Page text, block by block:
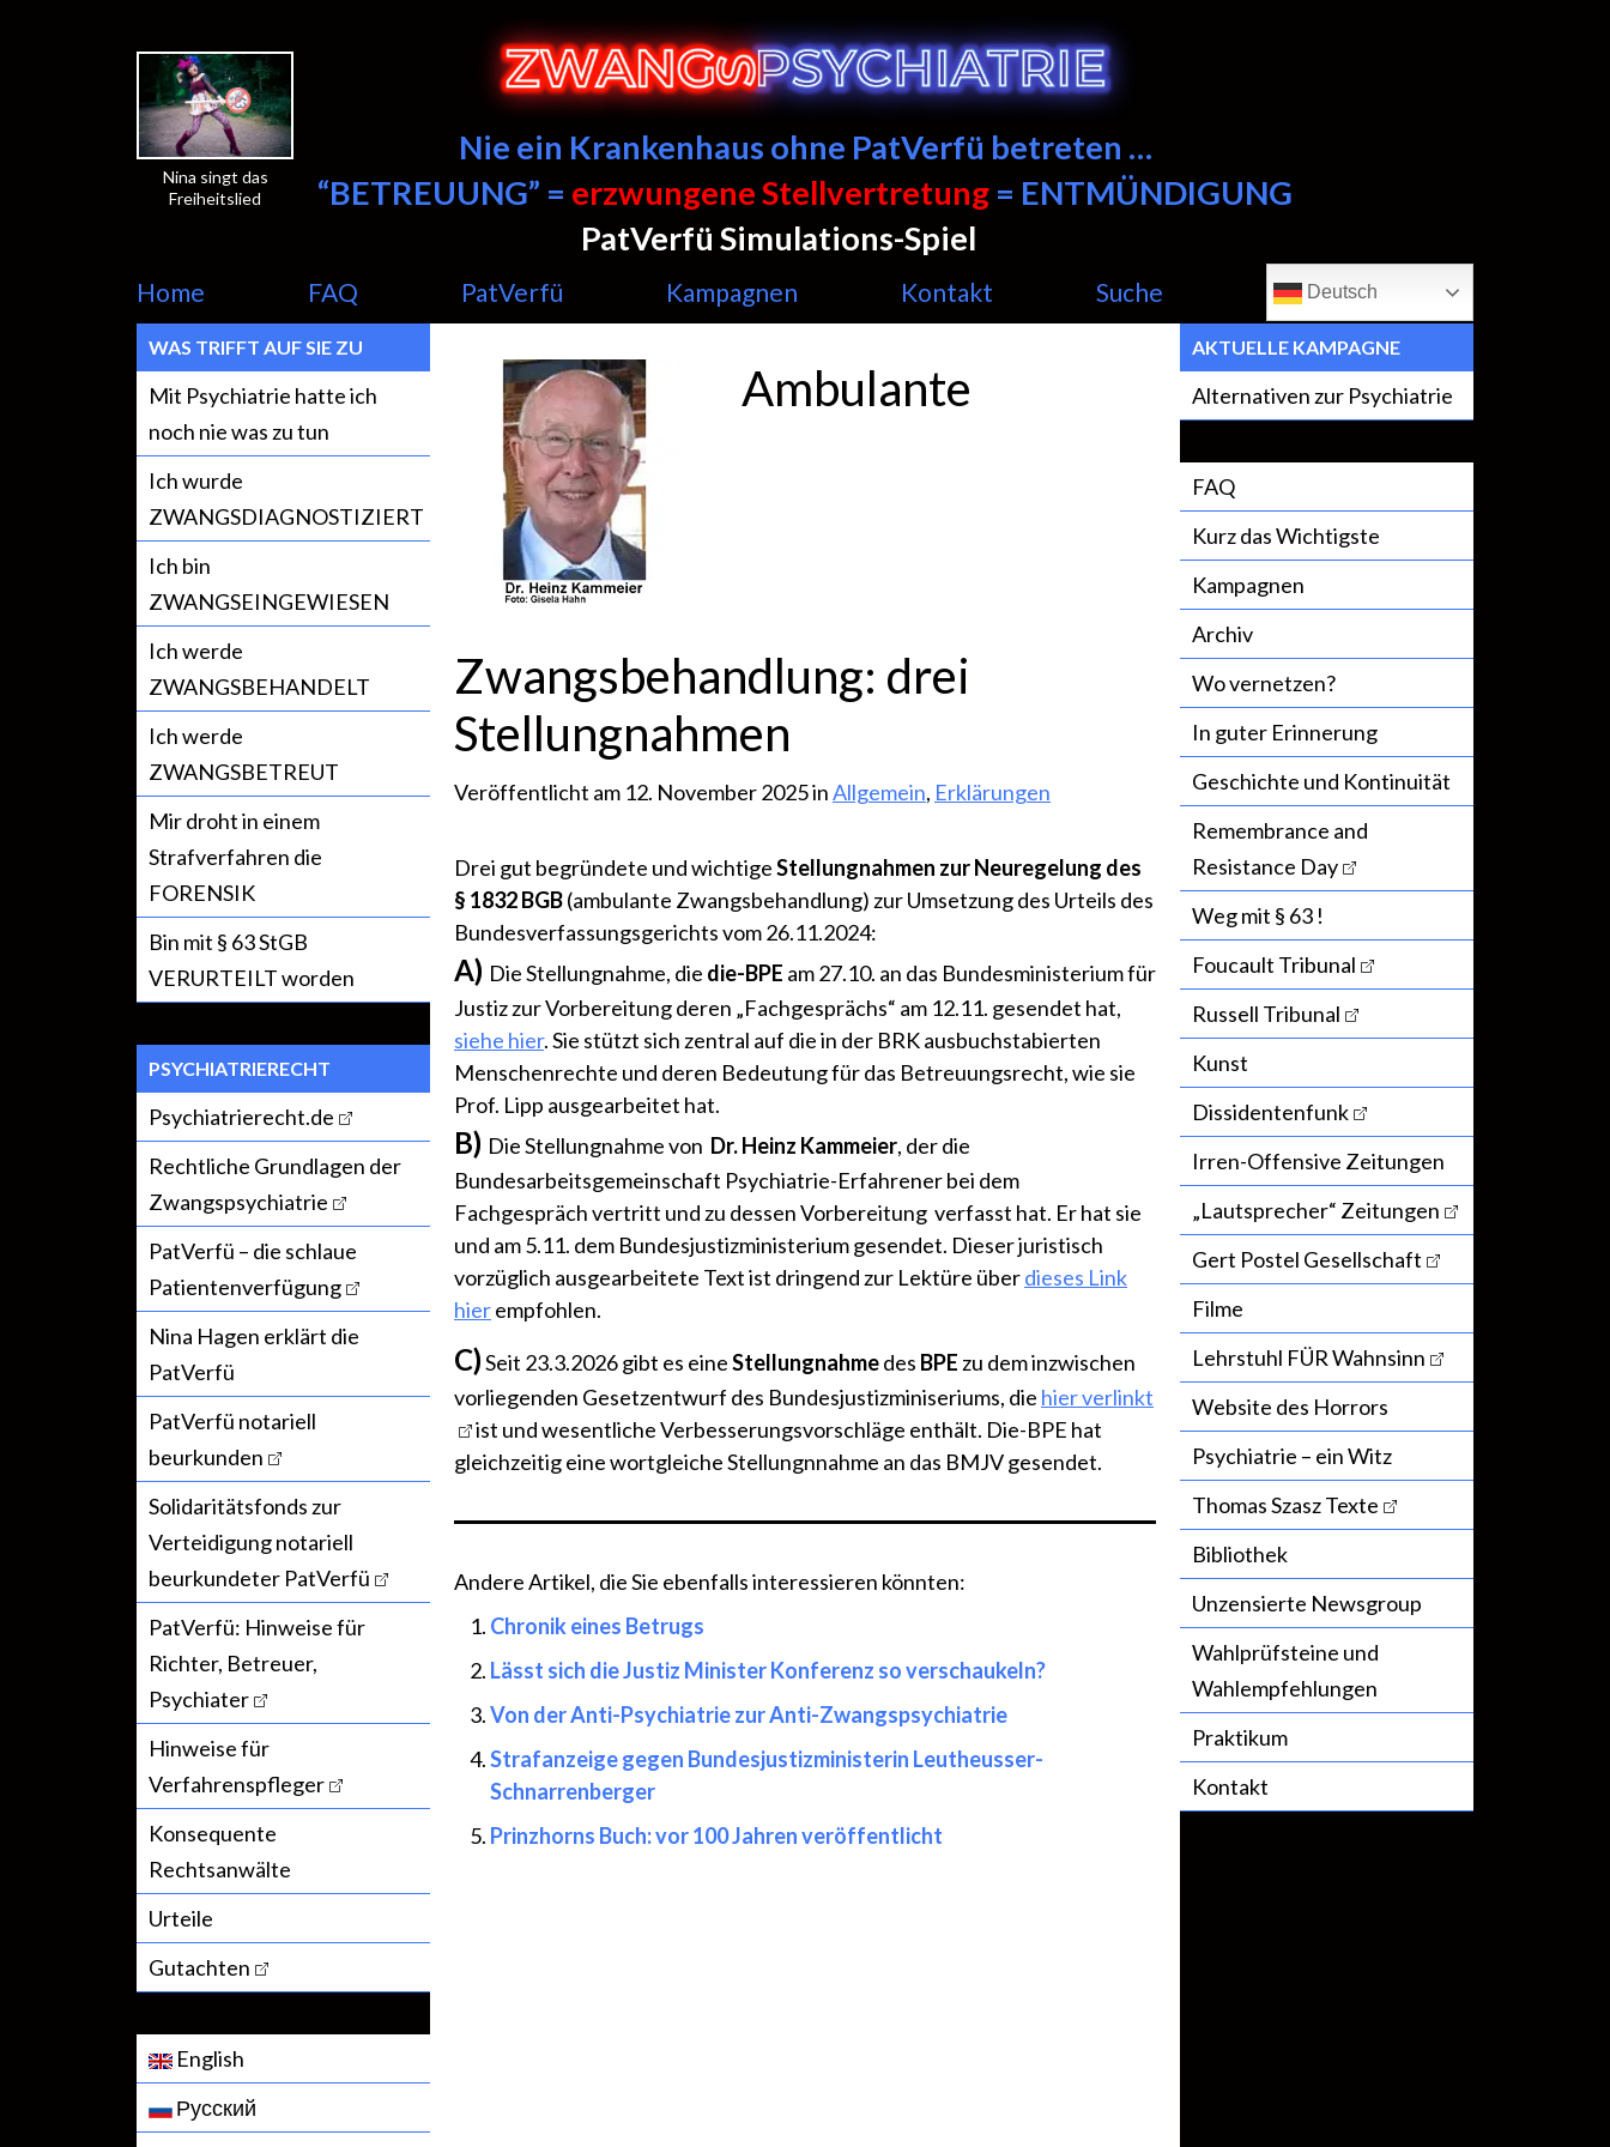
Nina singt das
Freiheitslied
Nie ein Krankenhaus ohne PatVerfü betreten …
“BETREUUNG” = erzwungene Stellvertretung = ENTMÜNDIGUNG
PatVerfü Simulations-Spiel
Home FAQ PatVerfü Kampagnen Kontakt Suche Deutsch
WAS TRIFFT AUF SIE ZU
Mit Psychiatrie hatte ich
noch nie was zu tun
Ich wurde
ZWANGSDIAGNOSTIZIERT
Ich bin
ZWANGSEINGEWIESEN
Ich werde
ZWANGSBEHANDELT
Ich werde
ZWANGSBETREUT
Mir droht in einem
Strafverfahren die
FORENSIK
Bin mit § 63 StGB
VERURTEILT worden
PSYCHIATRIERECHT
Psychiatrierecht.de
Rechtliche Grundlagen der
Zwangspsychiatrie
PatVerfü – die schlaue
Patientenverfügung
Nina Hagen erklärt die
PatVerfü
PatVerfü notariell
beurkunden
Solidaritätsfonds zur
Verteidigung notariell
beurkundeter PatVerfü
PatVerfü: Hinweise für
Richter, Betreuer,
Psychiater
Hinweise für
Verfahrenspfleger
Konsequente
Rechtsanwälte
Urteile
Gutachten
English
Русский
Ambulante
Zwangsbehandlung: drei
Stellungnahmen
Veröffentlicht am 12. November 2025 inAllgemein, Erklärungen
Drei gut begründete und wichtigeStellungnahmen zur Neuregelung des
§ 1832 BGB(ambulante Zwangsbehandlung) zur Umsetzung des Urteils des
Bundesverfassungsgerichts vom 26.11.2024:
A) Die Stellungnahme, die die-BPE am 27.10. an das Bundesministerium für
Justiz zur Vorbereitung deren „Fachgesprächs“ am 12.11. gesendet hat,
siehe hier. Sie stützt sich zentral auf die in der BRK ausbuchstabierten
Menschenrechte und deren Bedeutung für das Betreuungsrecht, wie sie
Prof. Lipp ausgearbeitet hat.
B) Die Stellungnahme von Dr. Heinz Kammeier, der die
Bundesarbeitsgemeinschaft Psychiatrie-Erfahrener bei dem
Fachgespräch vertritt und zu dessen Vorbereitung verfasst hat. Er hat sie
und am 5.11. dem Bundesjustizministerium gesendet. Dieser juristisch
vorzüglich ausgearbeitete Text ist dringend zur Lektüre überdieses Link
hierempfohlen.
C)Seit 23.3.2026 gibt es eineStellungnahmedes BPE zu dem inzwischen
vorliegenden Gesetzentwurf des Bundesjustizminiseriums, die hier verlinkt
ist und wesentliche Verbesserungsvorschläge enthält. Die-BPE hat
gleichzeitig eine wortgleiche Stellungnnahme an das BMJV gesendet.
Andere Artikel, die Sie ebenfalls interessieren könnten:
Chronik eines Betrugs
Lässt sich die Justiz Minister Konferenz so verschaukeln?
Von der Anti-Psychiatrie zur Anti-Zwangspsychiatrie
Strafanzeige gegen Bundesjustizministerin Leutheusser-
Schnarrenberger
Prinzhorns Buch: vor 100 Jahren veröffentlicht
AKTUELLE KAMPAGNE
Alternativen zur Psychiatrie
FAQ
Kurz das Wichtigste
Kampagnen
Archiv
Wo vernetzen?
In guter Erinnerung
Geschichte und Kontinuität
Remembrance and
Resistance Day
Weg mit § 63 !
Foucault Tribunal
Russell Tribunal
Kunst
Dissidentenfunk
Irren-Offensive Zeitungen
„Lautsprecher“ Zeitungen
Gert Postel Gesellschaft
Filme
Lehrstuhl FÜR Wahnsinn
Website des Horrors
Psychiatrie – ein Witz
Thomas Szasz Texte
Bibliothek
Unzensierte Newsgroup
Wahlprüfsteine und
Wahlempfehlungen
Praktikum
Kontakt